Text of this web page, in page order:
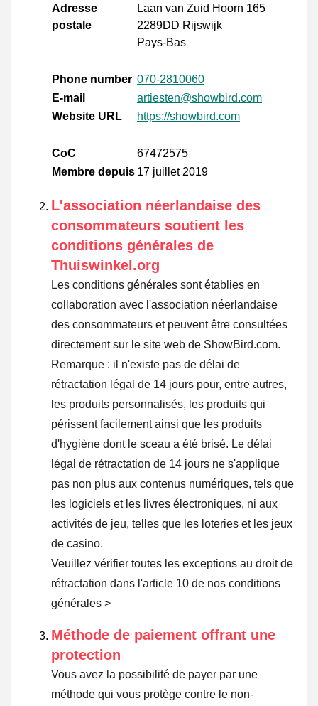
Adresse
postale
Laan van Zuid Hoorn 165
2289DD Rijswijk
Pays-Bas
Phone number 070-2810060
E-mail
artiesten@showbird.com
Website URL
https://showbird.com
CoC
67472575
Membre depuis 17 juillet 2019
L'association néerlandaise des
consommateurs soutient les
conditions générales de
Thuiswinkel.org
Les conditions générales sont établies en
collaboration avec l'association néerlandaise
des consommateurs et peuvent être consultées
directement sur le site web de ShowBird.com.
Remarque : il n'existe pas de délai de
rétractation légal de 14 jours pour, entre autres,
les produits personnalisés, les produits qui
périssent facilement ainsi que les produits
d'hygiène dont le sceau a été brisé. Le délai
légal de rétractation de 14 jours ne s'applique
pas non plus aux contenus numériques, tels que
les logiciels et les livres électroniques, ni aux
activités de jeu, telles que les loteries et les jeux
de casino.
Veuillez vérifier toutes les exceptions au droit de
rétractation dans l'article 10 de nos conditions
générales >
Méthode de paiement offrant une
protection
Vous avez la possibilité de payer par une
méthode qui vous protège contre le non-